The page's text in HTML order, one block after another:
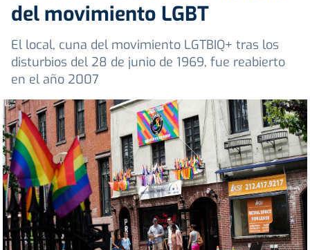
del movimiento LGBT
El local, cuna del movimiento LGTBIQ+ tras los
disturbios del 28 de junio de 1969, fue reabierto
en el año 2007